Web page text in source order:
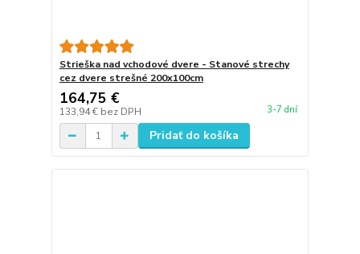
Strieška nad vchodové dvere - Stanové strechy
cez dvere strešné 200x100cm
164,75 €
133,94 € bez DPH 3-7 dní
Pridať do košíka